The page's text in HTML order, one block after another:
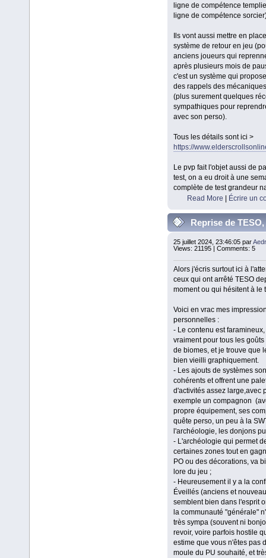
ligne de compétence
ligne de compétence
Ils vont aussi mettre en
système de retour en jeu
anciens joueurs qui
après plusieurs mois de
c'est un système qui
des rappels des
(plus surement quelques
sympathiques pour
avec son perso).
Tous les détails sont ici >
https://
Le pvp fait l'objet aussi de
test, on a eu droit à une
complète de test grandeur
Read More | Écrire un
Reprise de TESO,
impressions
25 juillet 2024, 23:46:05 par
Views: 21195 | Comments: 5
Alors j'écris surtout ici à
ceux qui ont arrêté TESO
moment ou qui hésitent à le
Voici en vrac mes
personnelles :
- Le contenu est
vraiment pour tous les goûts
de biomes, et je trouve que
bien vieilli graphiquement.
- Les ajouts de systèmes
cohérents et offrent une
d'activités assez large,avec
exemple un compagnon
propre équipement, ses
quête perso, un peu à la
l'archéologie, les donjons
- L'archéologie qui permet
certaines zones tout en
PO ou des décorations, va
lore du jeu ;
- Heureusement il y a la
Éveillés (anciens et
semblent bien dans l'esprit
la communauté "générale"
très sympa (souvent ni
revoir, voire parfois hostile
estime que vous n'êtes pas
moule du PU souhaité, et